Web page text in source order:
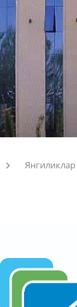
Янгиликлар